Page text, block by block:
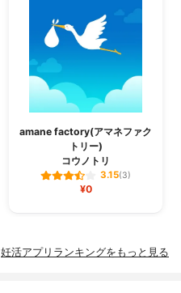
amane factory(アマネファク
トリー)
コウノトリ
3.15(3)
¥0
妊活アプリランキングをもっと見る